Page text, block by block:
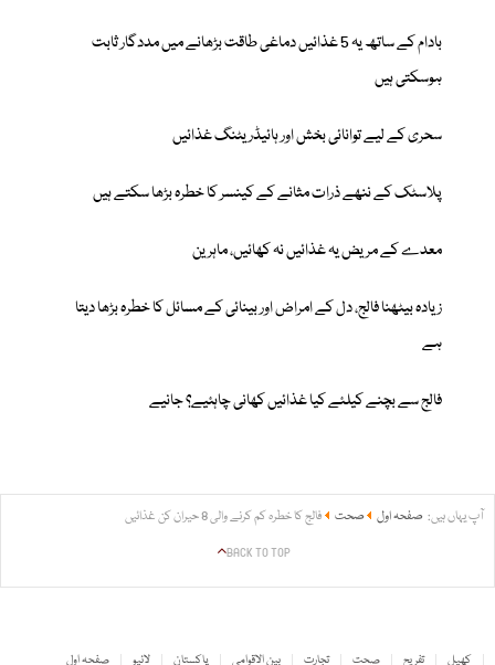
بادام کے ساتھ یہ 5 غذائیں دماغی طاقت بڑھانے میں مددگار ثابت
ہوسکتی ہیں
سحری کے لیے توانائی بخش اور ہائیڈریٹنگ غذائیں
پلاسٹک کے ننھے ذرات مثانے کے کینسر کا خطرہ بڑھا سکتے ہیں
معدے کے مریض یہ غذائیں نہ کھائیں، ماہرین
زیادہ بیٹھنا فالج، دل کے امراض اور بینائی کے مسائل کا خطرہ بڑھا دیتا
ہے
فالج سے بچنے کیلئے کیا غذائیں کھانی چاہئیے؟ جانیے
آپ یہاں ہیں: صفحہ اول صحت فالج کا خطرہ کم کرنے والی 8 حیران کن غذائیں
BACK TO TOP
صفحہ اول لائیو پاکستان بین الاقوامی تجارت صحت تفریح کھیل